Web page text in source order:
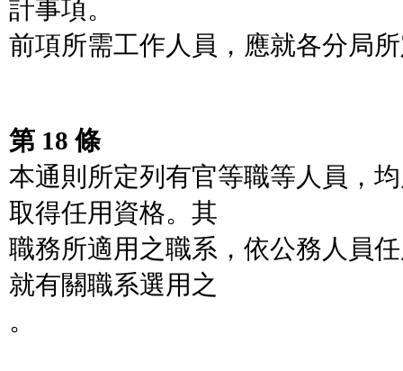
計事項。
前項所需工作人員，應就各分局
第 18 條
本通則所定列有官等職等人員，
取得任用資格。其
職務所適用之職系，依公務人員
就有關職系選用之
。